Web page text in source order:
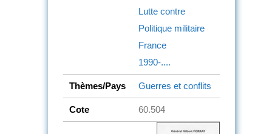
Lutte contre
Politique militaire
France
1990-....
Thèmes/Pays Guerres et conflits
Cote 60.504